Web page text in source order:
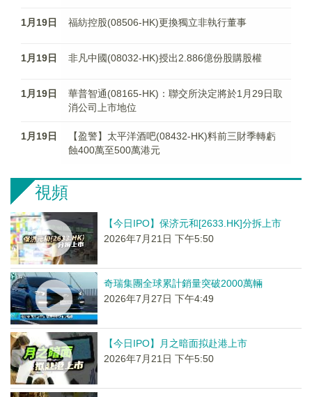
1月19日 福紡控股(08506-HK)更換獨立非執行董事
1月19日 非凡中國(08032-HK)授出2.886億份股購股權
1月19日
華普智通(08165-HK)：聯交所決定將於1月29日取
消公司上市地位
1月19日
【盈警】太平洋酒吧(08432-HK)料前三財季轉虧
蝕400萬至500萬港元
視頻
【今日IPO】保济元和[2633.HK]分拆上市
2026年7月21日 下午5:50
奇瑞集團全球累計銷量突破2000萬輛
2026年7月27日 下午4:49
【今日IPO】月之暗面拟赴港上市
2026年7月21日 下午5:50